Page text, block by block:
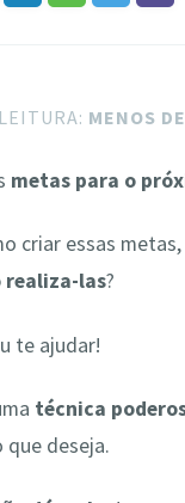
MENOS
metas para o
criar essas metas,
realiza-las?
te ajudar!
técnica
que deseja.